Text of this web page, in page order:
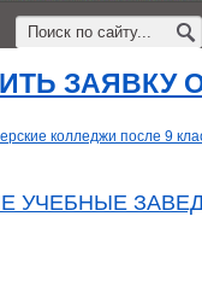
после 9
ЗАЯВКУ
УЧЕБНЫЕ